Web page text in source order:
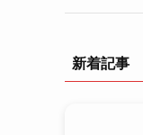
新着記事